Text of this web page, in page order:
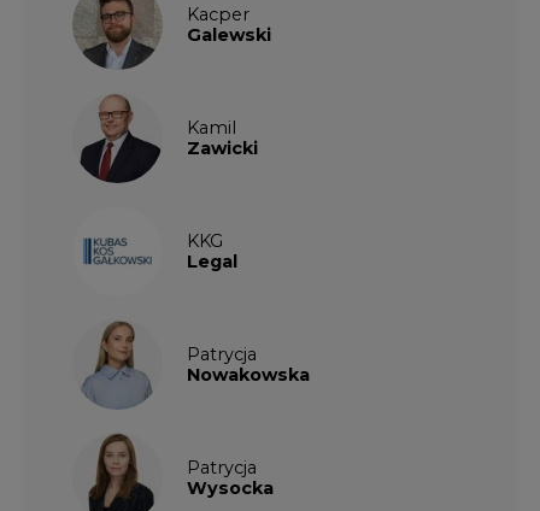
Kacper
Galewski
Kamil
Zawicki
KKG
Legal
Patrycja
Nowakowska
Patrycja
Wysocka